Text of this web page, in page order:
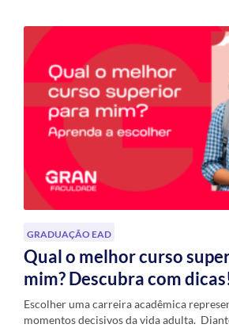
GRADUAÇÃO EAD
Qual o melhor curso
mim? Descubra com
Escolher uma carreira acadêmica
momentos decisivos da vida adulta.